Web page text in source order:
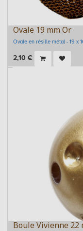
Ovale 19 mm Or
Ovale en résille métal - 19 x
2,10 €
Boule Vivienne 22